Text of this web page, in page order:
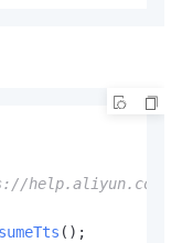
help.aliyun.com/
() ;